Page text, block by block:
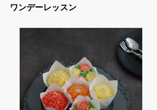
ワンデーレッスン